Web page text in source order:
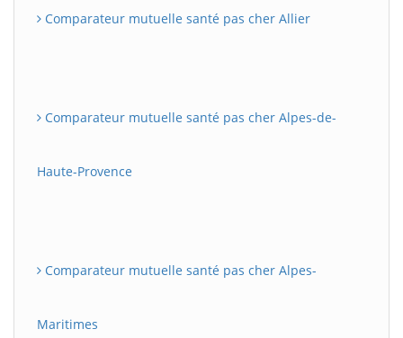
Comparateur mutuelle santé pas cher Allier
Comparateur mutuelle santé pas cher Alpes-de-
Haute-Provence
Comparateur mutuelle santé pas cher Alpes-
Maritimes